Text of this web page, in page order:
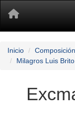
Inicio Composición
Milagros Luis Brito